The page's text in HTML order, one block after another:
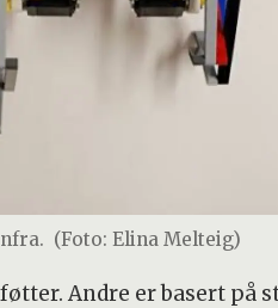
(Foto: Elina Melteig)
Andre er basert